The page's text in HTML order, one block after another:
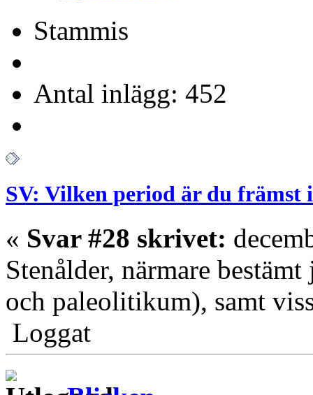
Stammis
Antal inlägg: 452
SV: Vilken period är du främst
« Svar #28 skrivet:
Stenålder, närmare
och paleolitikum), samt
Loggat